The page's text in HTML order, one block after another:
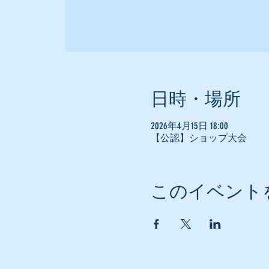
日時・場所
2026年4月15日 18:00
【公認】ショップ大会
このイベント